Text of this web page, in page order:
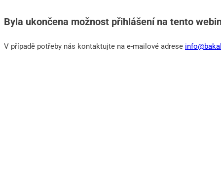
Byla ukončena možnost přihlášení na tento
V případě potřeby nás kontaktujte na e-mailové adrese